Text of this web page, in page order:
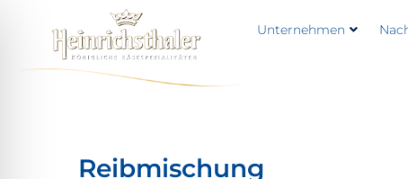
Unternehmen
Reibmischung